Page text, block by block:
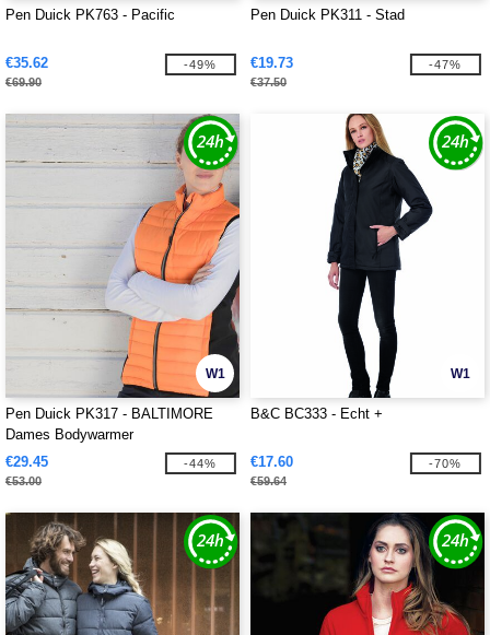
Pen Duick PK763 - Pacific
€35.62
€69.90
-49%
Pen Duick PK311 - Stad
€19.73
€37.50
-47%
W1
Pen Duick PK317 - BALTIMORE
Dames Bodywarmer
€29.45
€53.00
-44%
W1
B&C BC333 - Echt +
€17.60
€59.64
-70%